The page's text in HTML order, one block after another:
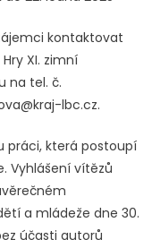
kontaktovat
XI. zimní
na tel. č.
lbc.cz.
práci, která postoupí
Vyhlášení vítězů
a mládeže dne 30.
účasti autorů